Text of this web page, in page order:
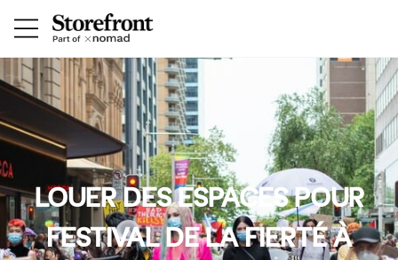
LOUER DES ESPACES POUR
FESTIVAL DE LA FIERTÉ À